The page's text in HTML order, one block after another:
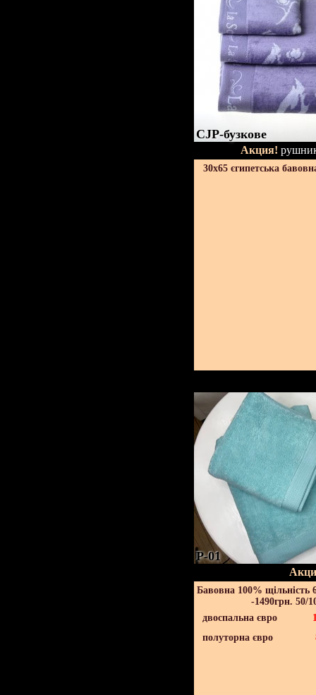
CJP-бузкове
Акция!
30х65 єгипетська
P-01
Бавовна 100% щільність
-1490грн. 50/
двоспальна євро
полуторна євро